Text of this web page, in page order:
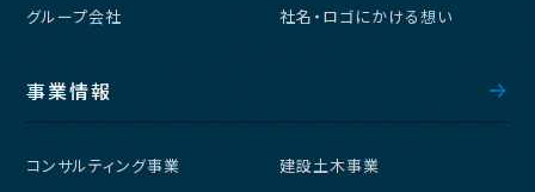
グループ会社 社名・ロゴにかける想い
事業情報
コンサルティング事業 建設土木事業